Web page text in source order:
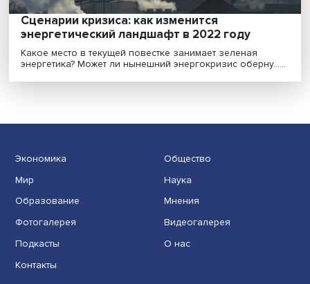
Сценарии кризиса: как изменится
энергетический ландшафт в 2022 году
Какое место в текущей повестке занимает зеленая